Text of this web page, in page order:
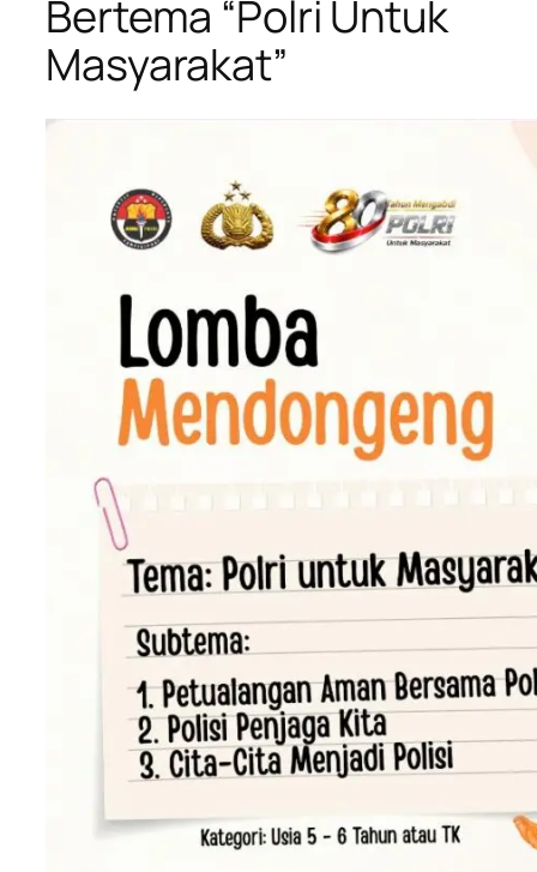
Bertema “Polri Untuk
Masyarakat”